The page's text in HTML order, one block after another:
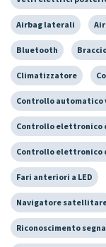
Airbag laterali
Bluetooth
Climatizzatore
Controllo automatico
Controllo
Controllo elettronico
Fari anteriori a LED
Navigatore
Riconoscimento